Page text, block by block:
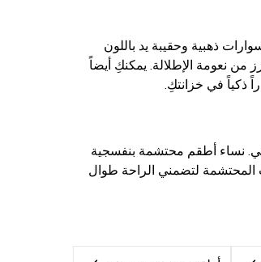
ذهبية وحقيبة يد باللون
من نعومة الإطلالة. يمكنكِ أيضاً
ذكياً في خزانتكِ.
نساء أطقم محتشمة بنفسجية
المحتشمة لتضمني الراحة طوال